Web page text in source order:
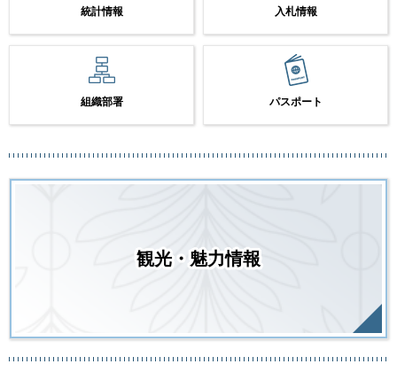
統計情報 入札情報
組織部署 パスポート
観光・魅力情報